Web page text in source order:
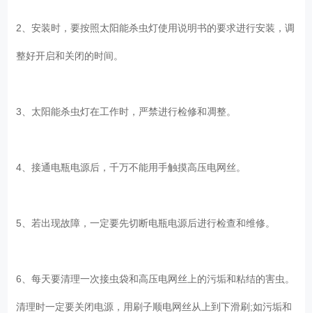
2、安装时，要按照太阳能杀虫灯使用说明书的要求进行安装，调
整好开启和关闭的时间。
3、太阳能杀虫灯在工作时，严禁进行检修和凋整。
4、接通电瓶电源后，千万不能用手触摸高压电网丝。
5、若出现故障，一定要先切断电瓶电源后进行检查和维修。
6、每天要清理一次接虫袋和高压电网丝上的污垢和粘结的害虫。
清理时一定要关闭电源，用刷子顺电网丝从上到下滑刷;如污垢和